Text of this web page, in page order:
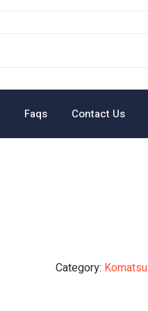
Faqs Contact Us
Category: Komatsu